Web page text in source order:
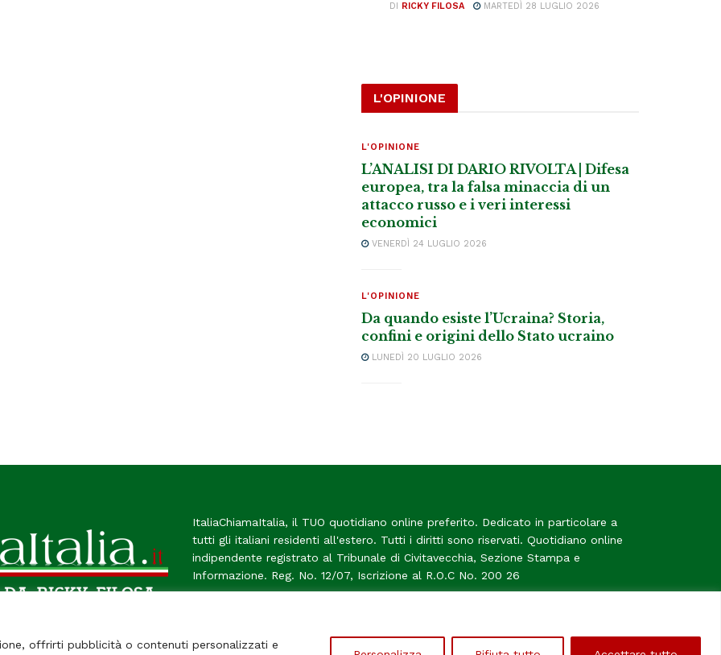
offrirti pubblicità o contenuti personalizzati e
DI RICKY FILOSA MARTEDÌ 28 LUGLIO 2026
L'OPINIONE
L'OPINIONE
L’ANALISI DI DARIO RIVOLTA | Difesa
europea, tra la falsa minaccia di un
attacco russo e i veri interessi
economici
VENERDÌ 24 LUGLIO 2026
L'OPINIONE
Da quando esiste l’Ucraina? Storia,
confini e origini dello Stato ucraino
LUNEDÌ 20 LUGLIO 2026
ItaliaChiamaItalia, il TUO quotidiano online preferito. Dedicato in particolare a
tutti gli italiani residenti all'estero. Tutti i diritti sono riservati. Quotidiano online
indipendente registrato al Tribunale di Civitavecchia, Sezione Stampa e
Informazione. Reg. No. 12/07, Iscrizione al R.O.C No. 200 26